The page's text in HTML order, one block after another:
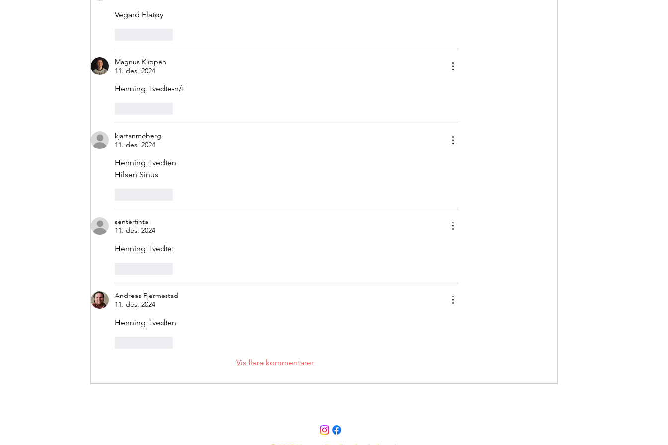
Vegard Flatøy
Magnus Klippen
11. des. 2024
Henning Tvedte-n/t
kjartanmoberg
11. des. 2024
Henning Tvedten
Hilsen Sinus
senterfinta
11. des. 2024
Henning Tvedtet
Andreas Fjermestad
11. des. 2024
Henning Tvedten
Vis flere kommentarer